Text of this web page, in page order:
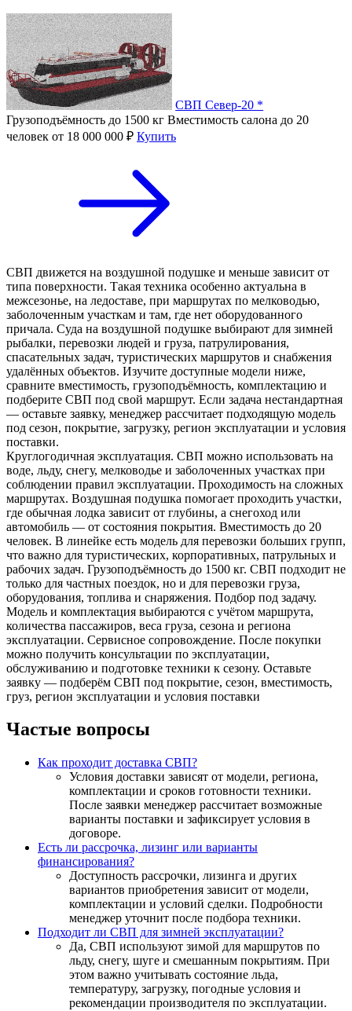
СВП Север-20 *
Грузоподъёмность до 1500 кг Вместимость салона до 20
человек от 18 000 000 ₽ Купить
СВП движется на воздушной подушке и меньше зависит от
типа поверхности. Такая техника особенно актуальна в
межсезонье, на ледоставе, при маршрутах по мелководью,
заболоченным участкам и там, где нет оборудованного
причала. Суда на воздушной подушке выбирают для зимней
рыбалки, перевозки людей и груза, патрулирования,
спасательных задач, туристических маршрутов и снабжения
удалённых объектов. Изучите доступные модели ниже,
сравните вместимость, грузоподъёмность, комплектацию и
подберите СВП под свой маршрут. Если задача нестандартная
— оставьте заявку, менеджер рассчитает подходящую модель
под сезон, покрытие, загрузку, регион эксплуатации и условия
поставки.
Круглогодичная эксплуатация. СВП можно использовать на
воде, льду, снегу, мелководье и заболоченных участках при
соблюдении правил эксплуатации. Проходимость на сложных
маршрутах. Воздушная подушка помогает проходить участки,
где обычная лодка зависит от глубины, а снегоход или
автомобиль — от состояния покрытия. Вместимость до 20
человек. В линейке есть модель для перевозки больших групп,
что важно для туристических, корпоративных, патрульных и
рабочих задач. Грузоподъёмность до 1500 кг. СВП подходит не
только для частных поездок, но и для перевозки груза,
оборудования, топлива и снаряжения. Подбор под задачу.
Модель и комплектация выбираются с учётом маршрута,
количества пассажиров, веса груза, сезона и региона
эксплуатации. Сервисное сопровождение. После покупки
можно получить консультации по эксплуатации,
обслуживанию и подготовке техники к сезону. Оставьте
заявку — подберём СВП под покрытие, сезон, вместимость,
груз, регион эксплуатации и условия поставки
Частые вопросы
Как проходит доставка СВП?
Условия доставки зависят от модели, региона,
комплектации и сроков готовности техники.
После заявки менеджер рассчитает возможные
варианты поставки и зафиксирует условия в
договоре.
Есть ли рассрочка, лизинг или варианты
финансирования?
Доступность рассрочки, лизинга и других
вариантов приобретения зависит от модели,
комплектации и условий сделки. Подробности
менеджер уточнит после подбора техники.
Подходит ли СВП для зимней эксплуатации?
Да, СВП используют зимой для маршрутов по
льду, снегу, шуге и смешанным покрытиям. При
этом важно учитывать состояние льда,
температуру, загрузку, погодные условия и
рекомендации производителя по эксплуатации.